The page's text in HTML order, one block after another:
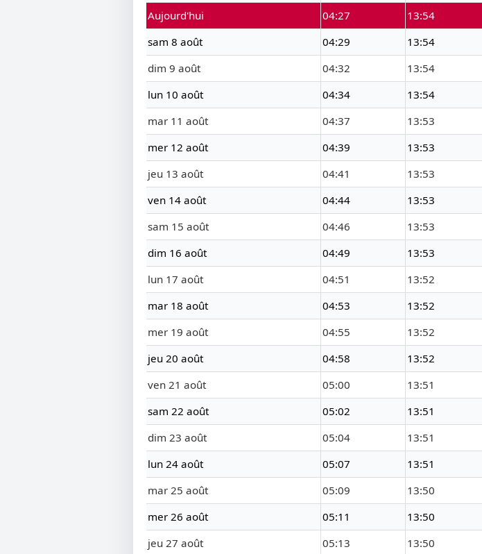
Aujourd'hui
04:27 13:54
sam 8 août
04:29 13:54
dim 9 août
04:32 13:54
lun 10 août
04:34 13:54
mar 11 août
04:37 13:53
mer 12 août
04:39 13:53
jeu 13 août
04:41 13:53
ven 14 août
04:44 13:53
sam 15 août
04:46 13:53
dim 16 août
04:49 13:53
lun 17 août
04:51 13:52
mar 18 août
04:53 13:52
mer 19 août
04:55 13:52
jeu 20 août
04:58 13:52
ven 21 août
05:00 13:51
sam 22 août
05:02 13:51
dim 23 août
05:04 13:51
lun 24 août
05:07 13:51
mar 25 août
05:09 13:50
mer 26 août
05:11 13:50
jeu 27 août
05:13 13:50